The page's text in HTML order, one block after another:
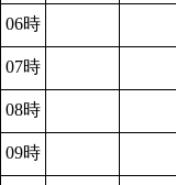
06時
07時
08時
09時